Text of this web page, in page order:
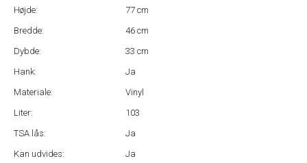
Højde:
77 cm
Bredde:
46 cm
Dybde:
33 cm
Hank:
Ja
Materiale:
Vinyl
Liter:
103
TSA lås:
Ja
Kan udvides:
Ja